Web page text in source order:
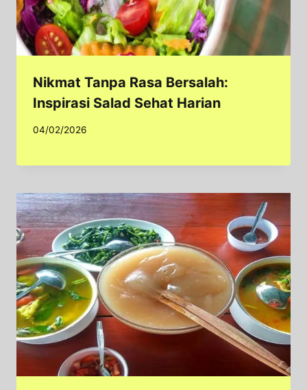
Nikmat Tanpa Rasa Bersalah:
Inspirasi Salad Sehat Harian
04/02/2026